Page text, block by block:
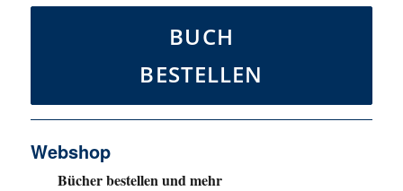
BUCH
BESTELLEN
Webshop
Bücher bestellen und mehr